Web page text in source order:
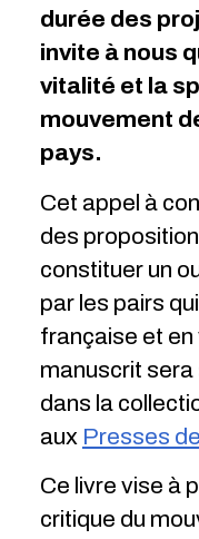
durée des
invite à nous
vitalité et la
mouvement
pays.
Cet appel à
des
constituer un
par les pairs
française et
manuscrit sera
dans la
aux Presses
Ce livre vise à
critique du